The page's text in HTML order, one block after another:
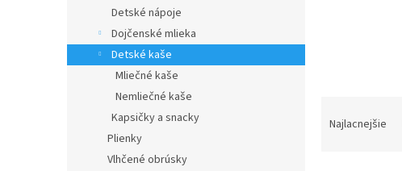
Detské nápoje
Dojčenské mlieka
Detské kaše
Mliečné kaše
Nemliečné kaše
Kapsičky a snacky
Plienky
Vlhčené obrúsky
Najlacnejšie